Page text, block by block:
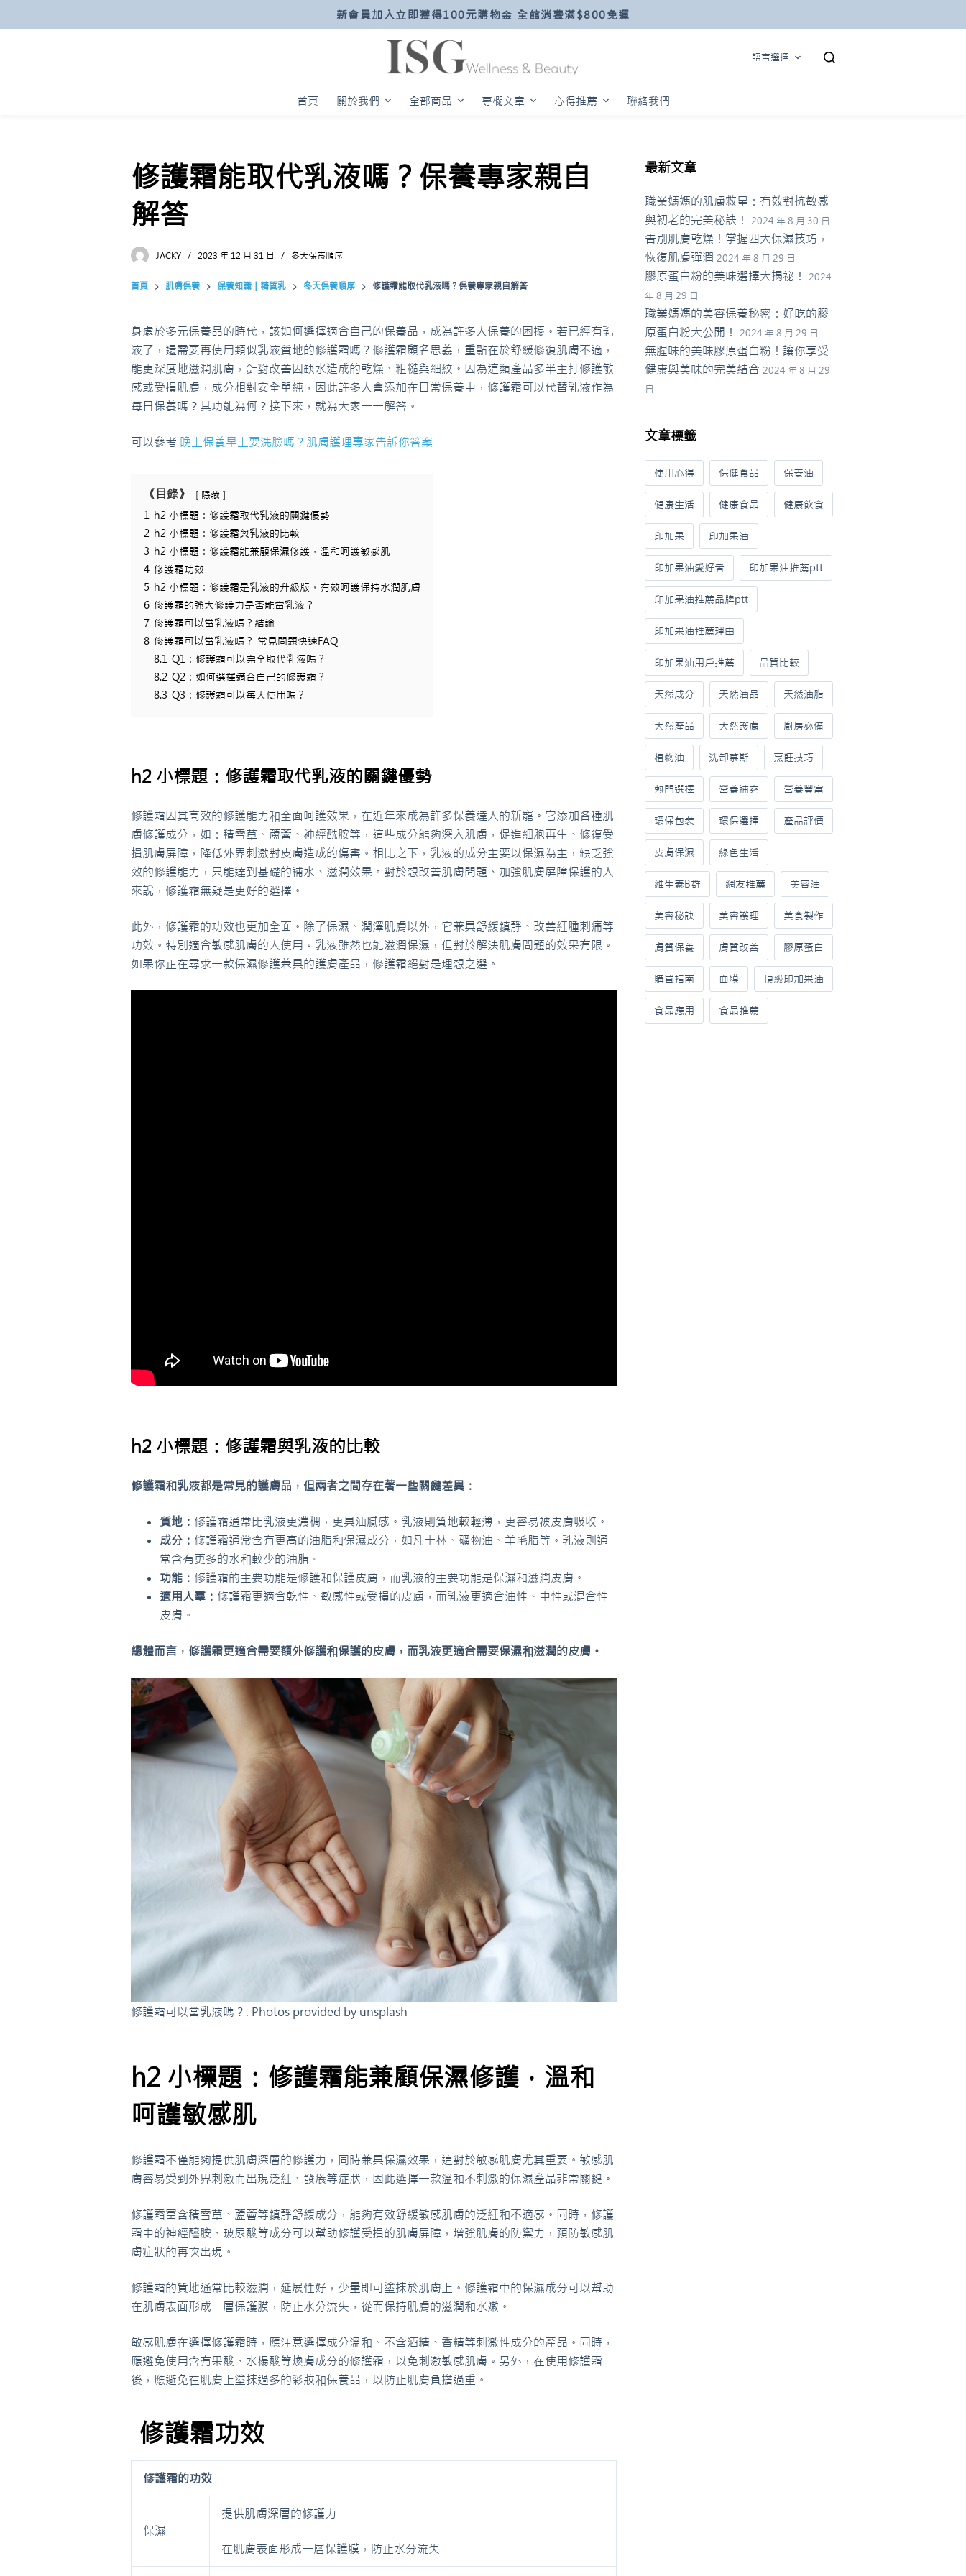
新會員加入立即獲得100元購物金 全館消費滿$800免運
語言選擇
首頁 關於我們 全部商品 專欄文章 心得推薦 聯絡我們
修護霜能取代乳液嗎？保養專家親自
解答
JACKY 2023 年 12 月 31 日 冬天保養順序
首頁 肌膚保養 保養知識｜精質乳 冬天保養順序 修護霜能取代乳液嗎？保養專家親自解答
身處於多元保養品的時代，該如何選擇適合自己的保養品，成為許多人保養的困擾。若已經有乳
液了，還需要再使用類似乳液質地的修護霜嗎？修護霜顧名思義，重點在於舒緩修復肌膚不適，
能更深度地滋潤肌膚，針對改善因缺水造成的乾燥、粗糙與細紋。因為這類產品多半主打修護敏
感或受損肌膚，成分相對安全單純，因此許多人會添加在日常保養中，修護霜可以代替乳液作為
每日保養嗎？其功能為何？接下來，就為大家一一解答。
可以參考 晚上保養早上要洗臉嗎？肌膚護理專家告訴你答案
《目錄》 隱藏
1 h2 小標題：修護霜取代乳液的關鍵優勢
2 h2 小標題：修護霜與乳液的比較
3 h2 小標題：修護霜能兼顧保濕修護，溫和呵護敏感肌
4 修護霜功效
5 h2 小標題：修護霜是乳液的升級版，有效呵護保持水潤肌膚
6 修護霜的強大修護力是否能當乳液？
7 修護霜可以當乳液嗎？結論
8 修護霜可以當乳液嗎？ 常見問題快速FAQ
8.1 Q1：修護霜可以完全取代乳液嗎？
8.2 Q2：如何選擇適合自己的修護霜？
8.3 Q3：修護霜可以每天使用嗎？
h2 小標題：修護霜取代乳液的關鍵優勢
修護霜因其高效的修護能力和全面呵護效果，在近年來成為許多保養達人的新寵。它添加各種肌
膚修護成分，如：積雪草、蘆薈、神經酰胺等，這些成分能夠深入肌膚，促進細胞再生、修復受
損肌膚屏障，降低外界刺激對皮膚造成的傷害。相比之下，乳液的成分主要以保濕為主，缺乏強
效的修護能力，只能達到基礎的補水、滋潤效果。對於想改善肌膚問題、加強肌膚屏障保護的人
來說，修護霜無疑是更好的選擇。
此外，修護霜的功效也更加全面。除了保濕、潤澤肌膚以外，它兼具舒緩鎮靜、改善紅腫刺痛等
功效。特別適合敏感肌膚的人使用。乳液雖然也能滋潤保濕，但對於解決肌膚問題的效果有限。
如果你正在尋求一款保濕修護兼具的護膚產品，修護霜絕對是理想之選。
h2 小標題：修護霜與乳液的比較
修護霜和乳液都是常見的護膚品，但兩者之間存在著一些關鍵差異：
質地： 修護霜通常比乳液更濃稠，更具油膩感。乳液則質地較輕薄，更容易被皮膚吸收。
成分： 修護霜通常含有更高的油脂和保濕成分，如凡士林、礦物油、羊毛脂等。乳液則通
常含有更多的水和較少的油脂。
功能： 修護霜的主要功能是修護和保護皮膚，而乳液的主要功能是保濕和滋潤皮膚。
適用人羣： 修護霜更適合乾性、敏感性或受損的皮膚，而乳液更適合油性、中性或混合性
皮膚。
總體而言，修護霜更適合需要額外修護和保護的皮膚，而乳液更適合需要保濕和滋潤的皮膚。
修護霜可以當乳液嗎？. Photos provided by unsplash
h2 小標題：修護霜能兼顧保濕修護，溫和
呵護敏感肌
修護霜不僅能夠提供肌膚深層的修護力，同時兼具保濕效果，這對於敏感肌膚尤其重要。敏感肌
膚容易受到外界刺激而出現泛紅、發癢等症狀，因此選擇一款溫和不刺激的保濕產品非常關鍵。
修護霜富含積雪草、蘆薈等鎮靜舒緩成分，能夠有效舒緩敏感肌膚的泛紅和不適感。同時，修護
霜中的神經醯胺、玻尿酸等成分可以幫助修護受損的肌膚屏障，增強肌膚的防禦力，預防敏感肌
膚症狀的再次出現。
修護霜的質地通常比較滋潤，延展性好，少量即可塗抹於肌膚上。修護霜中的保濕成分可以幫助
在肌膚表面形成一層保護膜，防止水分流失，從而保持肌膚的滋潤和水嫩。
敏感肌膚在選擇修護霜時，應注意選擇成分溫和、不含酒精、香精等刺激性成分的產品。同時，
應避免使用含有果酸、水楊酸等煥膚成分的修護霜，以免刺激敏感肌膚。另外，在使用修護霜
後，應避免在肌膚上塗抹過多的彩妝和保養品，以防止肌膚負擔過重。
修護霜功效
修護霜的功效
保濕
提供肌膚深層的修護力
在肌膚表面形成一層保護膜，防止水分流失
最新文章
職業媽媽的肌膚救星：有效對抗敏感
與初老的完美秘訣！
2024 年 8 月 30 日
告別肌膚乾燥！掌握四大保濕技巧，
恢復肌膚彈潤 2024 年 8 月 29 日
膠原蛋白粉的美味選擇大揭祕！
2024
年 8 月 29 日
職業媽媽的美容保養秘密：好吃的膠
原蛋白粉大公開！
2024 年 8 月 29 日
無腥味的美味膠原蛋白粉！讓你享受
健康與美味的完美結合 2024 年 8 月 29
日
文章標籤
使用心得 保健食品 保養油
健康生活 健康食品 健康飲食
印加果 印加果油
印加果油愛好者 印加果油推薦ptt
印加果油推薦品牌ptt
印加果油推薦理由
印加果油用戶推薦 品質比較
天然成分 天然油品 天然油脂
天然產品 天然護膚 廚房必備
植物油 洗卸慕斯 烹飪技巧
熱門選擇 營養補充 營養豐富
環保包裝 環保選擇 產品評價
皮膚保濕 綠色生活
維生素B群 網友推薦 美容油
美容秘訣 美容護理 美食製作
膚質保養 膚質改善 膠原蛋白
購買指南 面膜 頂級印加果油
食品應用 食品推薦